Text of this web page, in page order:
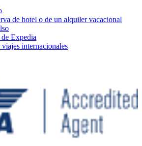
de hotel o de un alquiler vacacional
Expedia
internacionales